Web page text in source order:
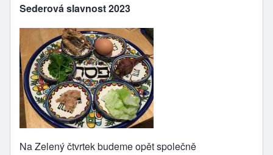
Sederová slavnost 2023
Na Zelený čtvrtek budeme opět společně